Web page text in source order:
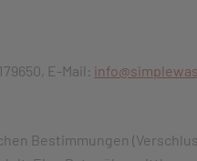
E-Mail:
Bestimmungen